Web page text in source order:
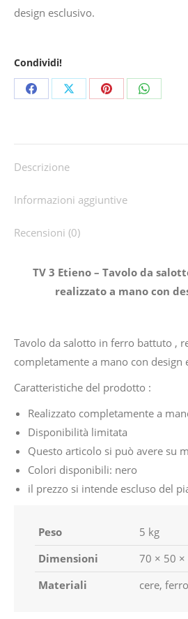
design esclusivo.
Condividi!
Share Share Share Share
Descrizione
Informazioni aggiuntive
Recensioni (0)
TV 3 Etieno – Tavolo da
realizzato a mano con
Tavolo da salotto in ferro battuto ,
completamente a mano con design
Caratteristiche del prodotto :
Realizzato completamente a
Disponibilità limitata
Questo articolo si può avere su
Colori disponibili: nero
il prezzo si intende escluso del
Peso
5 kg
Dimensioni
70 × 50 ×
Materiali
cere,